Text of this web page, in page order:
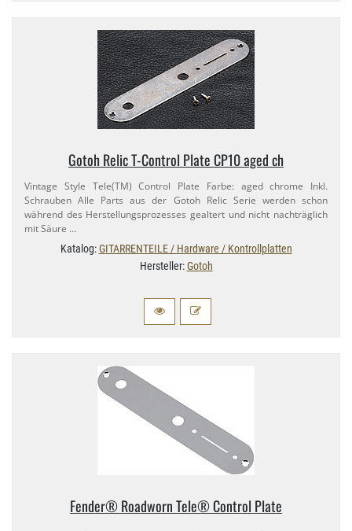
Gotoh Relic T-​Control Plate CP10 aged ch
Vintage Style Tele(TM) Control Plate Farbe: aged chrome Inkl.
Schrauben Alle Parts aus der Gotoh Relic Serie werden schon
während des Herstellungsprozesses gealtert und nicht nachträglich
mit Säure …
Katalog:GITARRENTEILE / Hardware / Kontrollplatten
Hersteller:Gotoh
Fender® Roadworn Tele® Control Plate